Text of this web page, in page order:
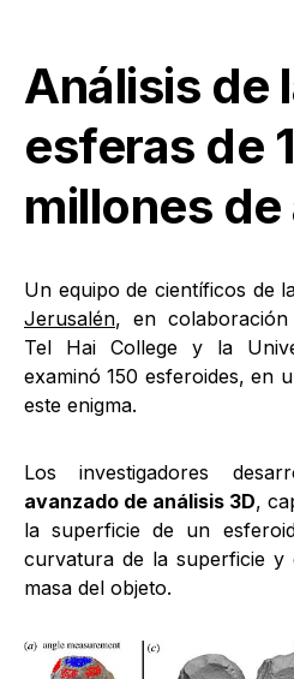
Análisis de
esferas de
millones de
Un equipo de científicos de
Jerusalén, en colaboración
Tel Hai College y la
examinó 150 esferoides, en
este enigma.
Los investigadores
avanzado de análisis 3D,
la superficie de un
curvatura de la superficie y
masa del objeto.